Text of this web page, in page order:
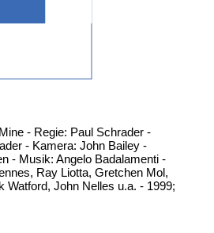
- Regie: Paul Schrader -
- Kamera: John Bailey -
- Musik: Angelo Badalamenti -
Ray Liotta, Gretchen Mol,
Watford, John Nelles u.a. - 1999;